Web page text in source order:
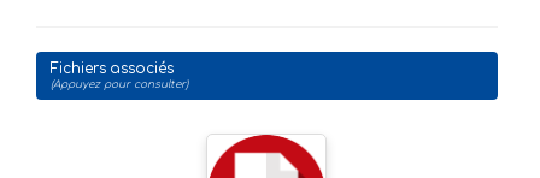
Fichiers associés
(Appuyez pour consulter)